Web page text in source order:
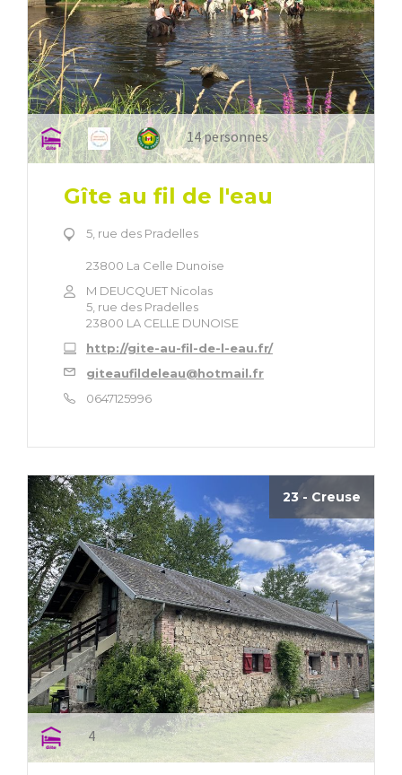
14 personnes
Gîte au fil de l'eau
5, rue des Pradelles
23800 La Celle Dunoise
M DEUCQUET Nicolas
5, rue des Pradelles
23800 LA CELLE DUNOISE
http://gite-au-fil-de-l-eau.fr/
giteaufildeleau@hotmail.fr
0647125996
23 - Creuse
4